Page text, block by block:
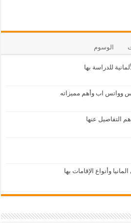
الوسوم
للدراسة بها
وواتس اب وأهم مميزاته
وأنواع الإقامات بها